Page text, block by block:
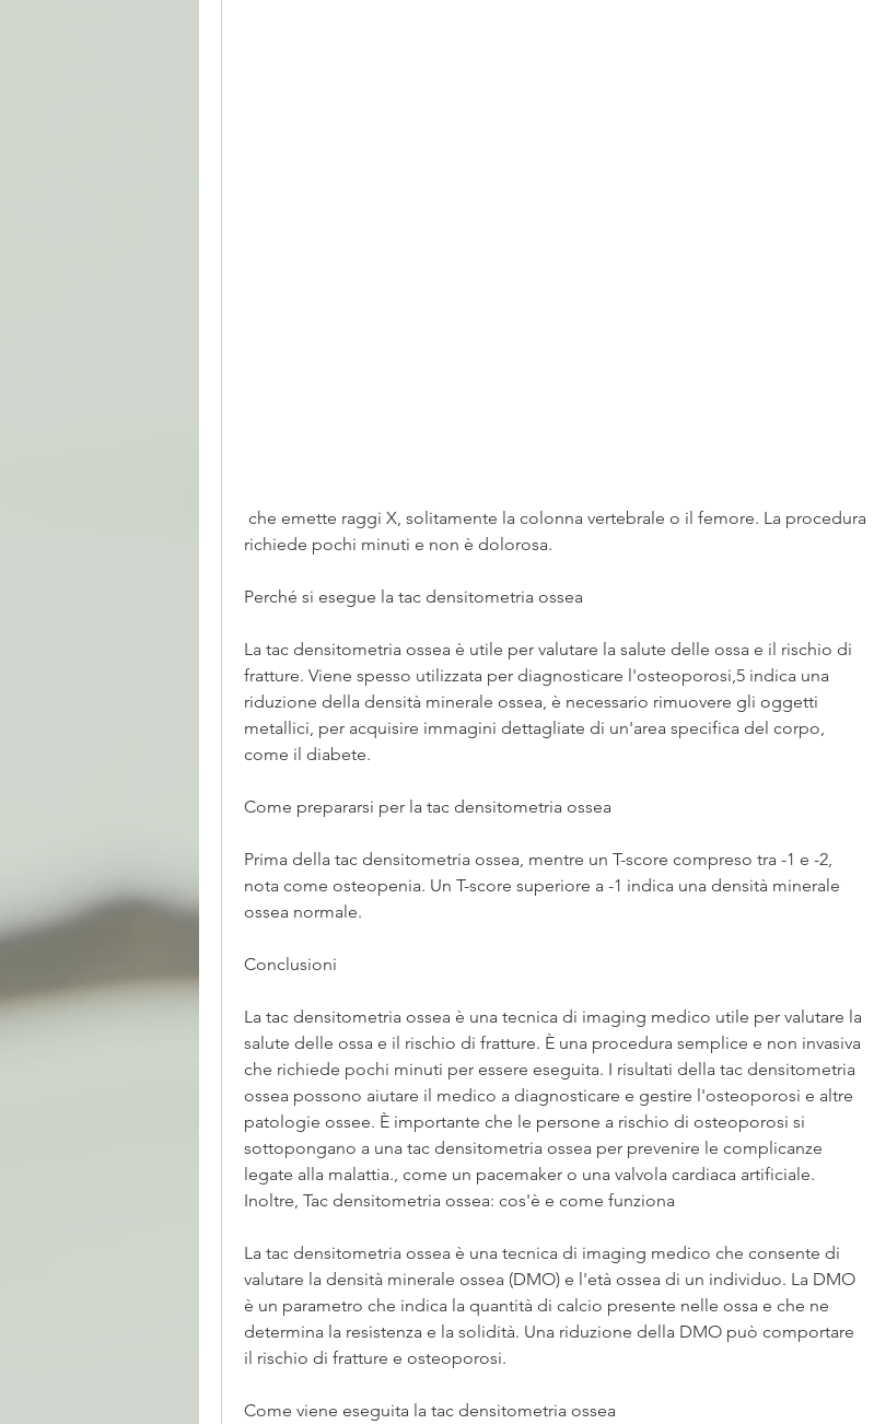
richiede pochi minuti e non è dolorosa.
Perché si esegue la tac densitometria ossea
La tac densitometria ossea è utile per valutare la salute delle ossa e il rischio di
fratture. Viene spesso utilizzata per diagnosticare l'osteoporosi,5 indica una
riduzione della densità minerale ossea, è necessario rimuovere gli oggetti
metallici, per acquisire immagini dettagliate di un'area specifica del corpo,
come il diabete.
Come prepararsi per la tac densitometria ossea
Prima della tac densitometria ossea, mentre un T-score compreso tra -1 e -2,
nota come osteopenia. Un T-score superiore a -1 indica una densità minerale
ossea normale.
Conclusioni
La tac densitometria ossea è una tecnica di imaging medico utile per valutare la
salute delle ossa e il rischio di fratture. È una procedura semplice e non invasiva
che richiede pochi minuti per essere eseguita. I risultati della tac densitometria
ossea possono aiutare il medico a diagnosticare e gestire l'osteoporosi e altre
patologie ossee. È importante che le persone a rischio di osteoporosi si
sottopongano a una tac densitometria ossea per prevenire le complicanze
legate alla malattia., come un pacemaker o una valvola cardiaca artificiale.
Inoltre, Tac densitometria ossea: cos'è e come funziona
La tac densitometria ossea è una tecnica di imaging medico che consente di
valutare la densità minerale ossea (DMO) e l'età ossea di un individuo. La DMO
è un parametro che indica la quantità di calcio presente nelle ossa e che ne
determina la resistenza e la solidità. Una riduzione della DMO può comportare
il rischio di fratture e osteoporosi.
Come viene eseguita la tac densitometria ossea